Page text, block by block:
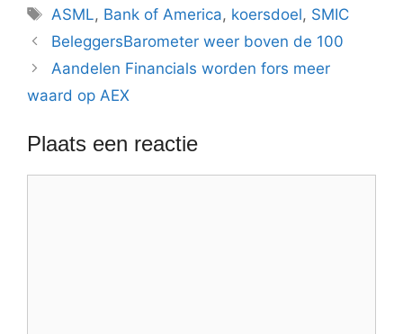
Tags
ASML, Bank of America, koersdoel, SMIC
BeleggersBarometer weer boven de 100
Aandelen Financials worden fors meer
waard op AEX
Plaats een reactie